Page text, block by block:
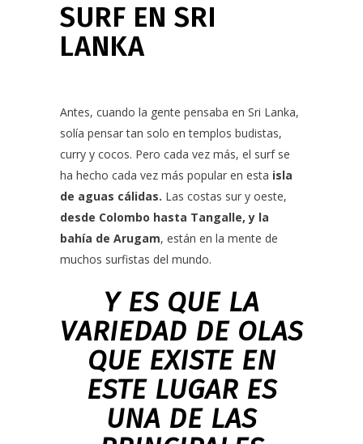
SURF EN SRI
LANKA
Antes, cuando la gente pensaba en Sri Lanka,
solía pensar tan solo en templos budistas,
curry y cocos. Pero cada vez más, el surf se
ha hecho cada vez más popular en esta isla
de aguas cálidas. Las costas sur y oeste,
desde Colombo hasta Tangalle, y la
bahía de Arugam, están en la mente de
muchos surfistas del mundo.
Y ES QUE LA
VARIEDAD DE OLAS
QUE EXISTE EN
ESTE LUGAR ES
UNA DE LAS